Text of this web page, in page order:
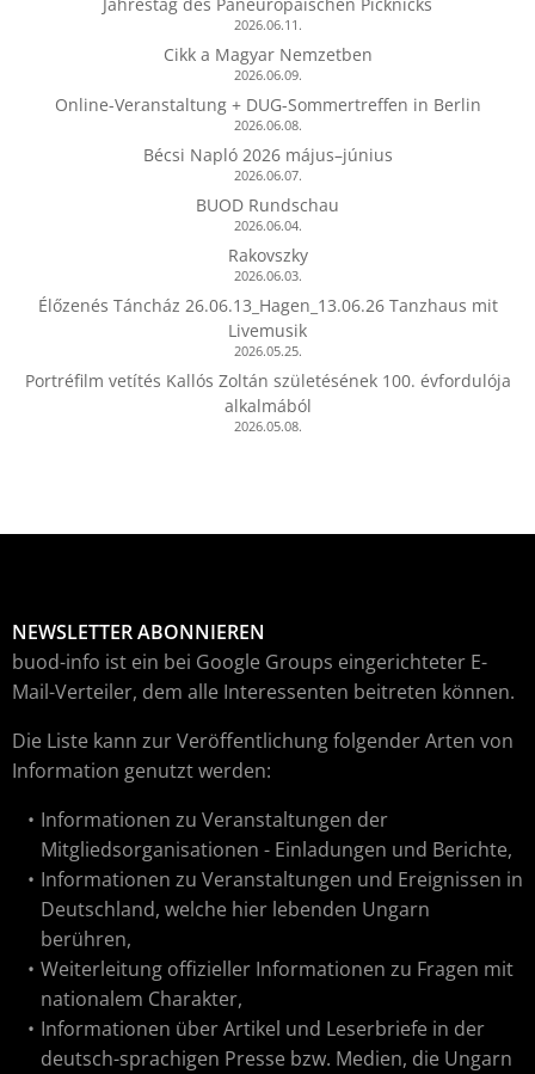
2026.06.11.
Cikk a Magyar Nemzetben
2026.06.09.
Online-Veranstaltung + DUG-Sommertreffen in Berlin
2026.06.08.
Bécsi Napló 2026 május–június
2026.06.07.
BUOD Rundschau
2026.06.04.
Rakovszky
2026.06.03.
Élőzenés Táncház 26.06.13_Hagen_13.06.26 Tanzhaus mit
Livemusik
2026.05.25.
Portréfilm vetítés Kallós Zoltán születésének 100. évfordulója
alkalmából
2026.05.08.
NEWSLETTER ABONNIEREN
buod-info ist ein bei Google Groups eingerichteter E-
Mail-Verteiler, dem alle Interessenten beitreten können.
Die Liste kann zur Veröffentlichung folgender Arten von
Information genutzt werden:
Informationen zu Veranstaltungen der
Mitgliedsorganisationen - Einladungen und Berichte,
Informationen zu Veranstaltungen und Ereignissen in
Deutschland, welche hier lebenden Ungarn
berühren,
Weiterleitung offizieller Informationen zu Fragen mit
nationalem Charakter,
Informationen über Artikel und Leserbriefe in der
deutsch-sprachigen Presse bzw. Medien, die Ungarn